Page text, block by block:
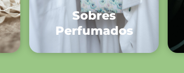
Sobres
Perfumados